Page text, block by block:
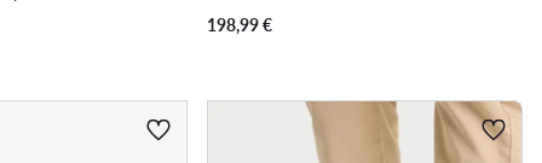
198,99€